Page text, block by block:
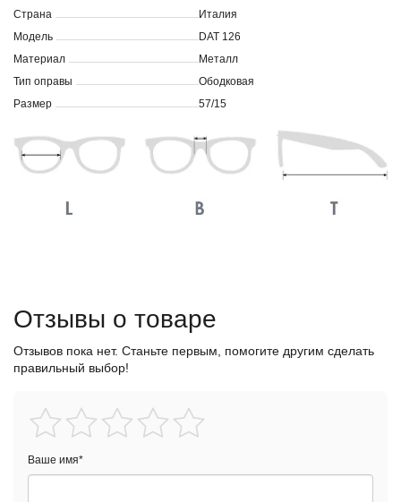
Страна
Италия
Модель
DAT 126
Материал
Металл
Тип оправы
Ободковая
Размер
57/15
Отзывы о товаре
Отзывов пока нет. Станьте первым, помогите другим сделать
правильный выбор!
Ваше имя*